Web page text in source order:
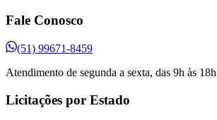
Fale Conosco
(51) 99671-8459
Atendimento de segunda a sexta, das 9h às 18h
Licitações por Estado